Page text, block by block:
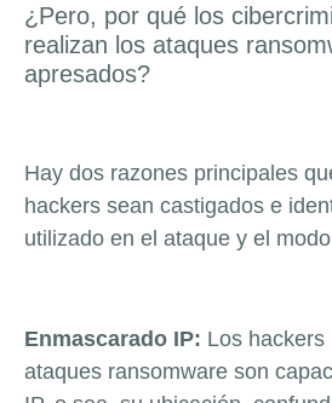
¿Pero, por qué los
realizan los ataques
apresados?
Hay dos razones principales
hackers sean castigados e
utilizado en el ataque y el
Enmascarado IP: Los hackers
ataques ransomware son